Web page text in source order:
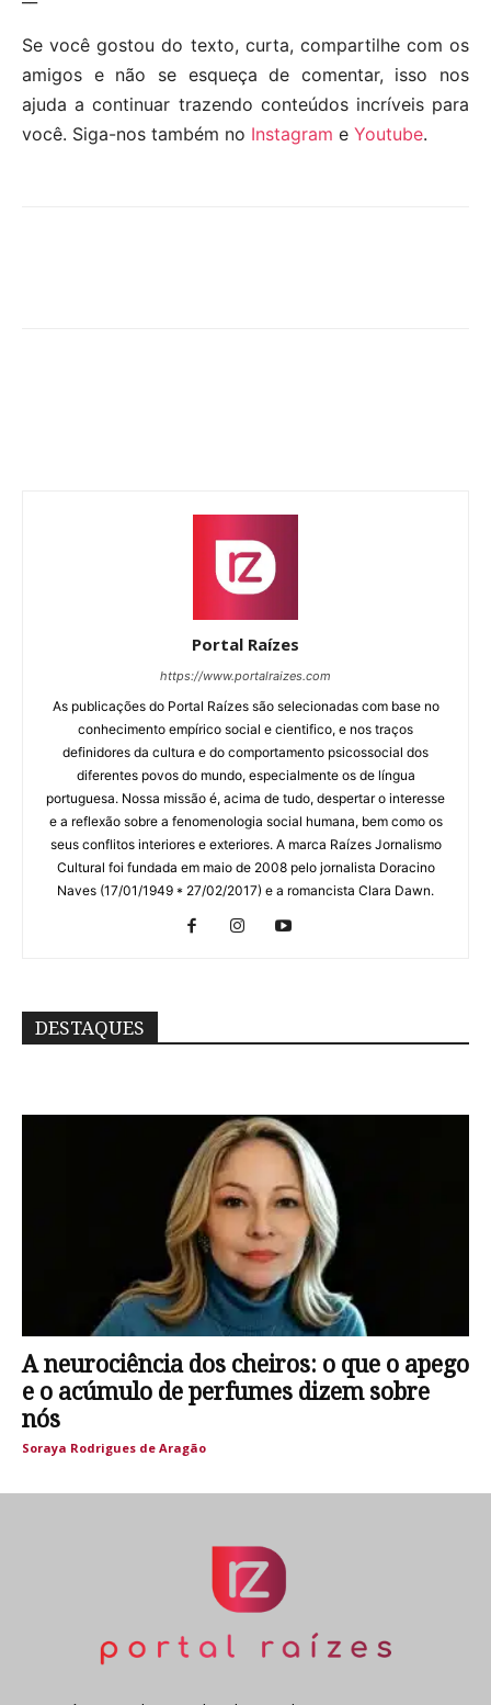
Se você gostou do texto, curta, compartilhe com os
amigos e não se esqueça de comentar, isso nos
ajuda a continuar trazendo conteúdos incríveis para
você. Siga-nos também no Instagram e Youtube.
Portal Raízes
https://www.portalraizes.com
As publicações do Portal Raízes são selecionadas com base no
conhecimento empírico social e cientifico, e nos traços
definidores da cultura e do comportamento psicossocial dos
diferentes povos do mundo, especialmente os de língua
portuguesa. Nossa missão é, acima de tudo, despertar o interesse
e a reflexão sobre a fenomenologia social humana, bem como os
seus conflitos interiores e exteriores. A marca Raízes Jornalismo
Cultural foi fundada em maio de 2008 pelo jornalista Doracino
Naves (17/01/1949 * 27/02/2017) e a romancista Clara Dawn.
DESTAQUES
A neurociência dos cheiros: o que o apego
e o acúmulo de perfumes dizem sobre
nós
Soraya Rodrigues de Aragão